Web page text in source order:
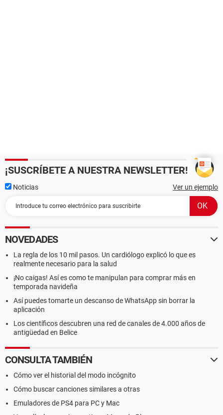
¡SUSCRÍBETE A NUESTRA NEWSLETTER!
Noticias Ver un ejemplo
NOVEDADES
La regla de los 10 mil pasos. Un cardiólogo explicó lo que es
realmente necesario para la salud
¡No caigas! Así es como te manipulan para comprar más en
temporada navideña
Así puedes tomarte un descanso de WhatsApp sin borrar la
aplicación
Los científicos descubren una red de canales de 4.000 años de
antigüedad en Belice
CONSULTA TAMBIÉN
Cómo ver el historial del modo incógnito
Cómo buscar canciones similares a otras
Emuladores de PS4 para PC y Mac